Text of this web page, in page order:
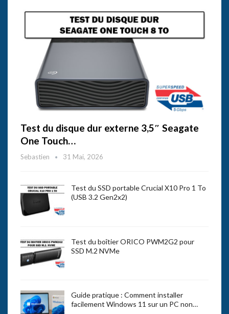
Test du disque dur externe 3,5″ Seagate
One Touch…
Sebastien 31 Mai, 2026
Test du SSD portable Crucial X10 Pro 1 To
(USB 3.2 Gen2x2)
Test du boîtier ORICO PWM2G2 pour
SSD M.2 NVMe
Guide pratique : Comment installer
facilement Windows 11 sur un PC non…